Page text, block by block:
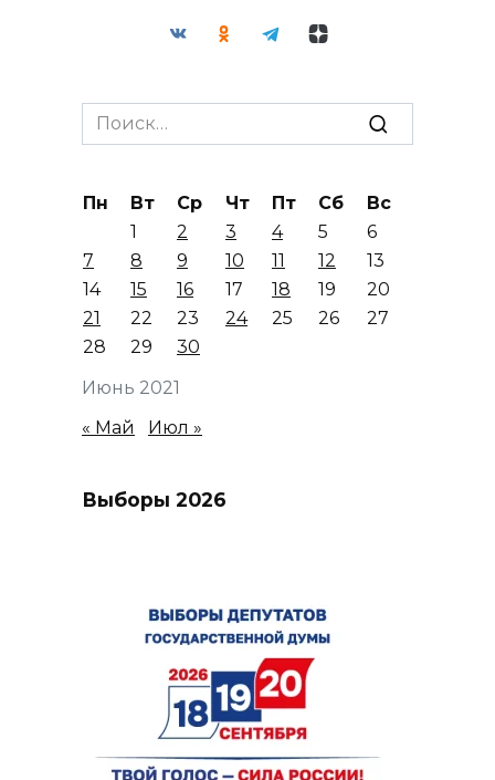
Search
for:
Июнь 2021
Пн Вт Ср Чт Пт Сб
Вс
1
2 3 4 5
6
7
8 9 10 11 12
13
14
15 16 17 18 19
20
21
22 23 24 25 26
27
28
29 30
« Май Июл »
Выборы 2026